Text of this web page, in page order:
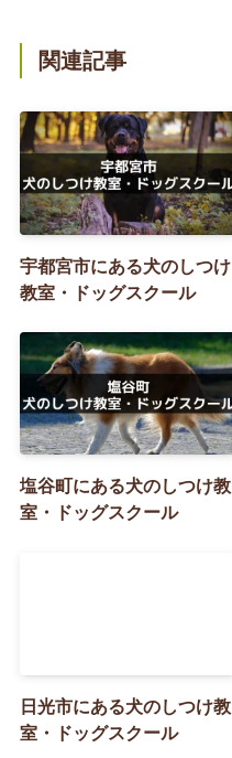
関連記事
宇都宮市にある犬のしつけ
教室・ドッグスクール
塩谷町にある犬のしつけ教
室・ドッグスクール
日光市にある犬のしつけ教
室・ドッグスクール